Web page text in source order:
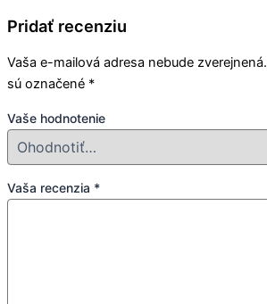
Pridať recenziu
Vaša e-mailová adresa nebude zverejnená.
sú označené *
Vaše hodnotenie
Vaša recenzia *